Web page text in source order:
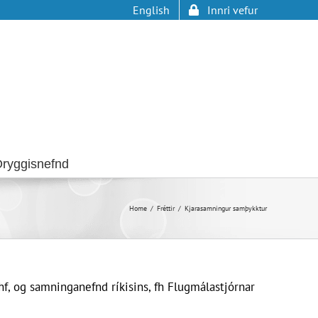
English Innri vefur
Home Fréttir Kjarasamningur samþykktur
og samninganefnd ríkisins, fh Flugmálastjórnar